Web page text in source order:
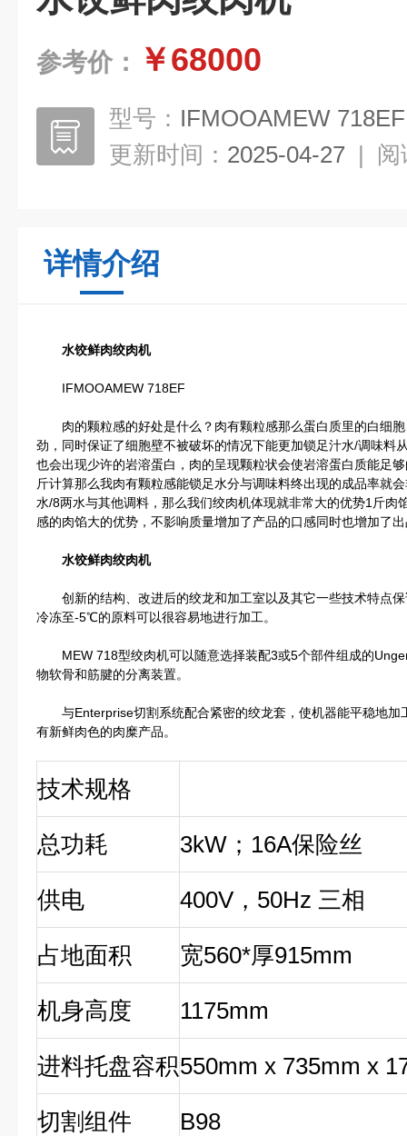
参考价： ￥68000
型号： IFMOOAMEW 718EF
更新时间： 2025-04-27 | 阅
详情介绍
水饺鲜肉绞肉机
IFMOOAMEW 718EF
肉的颗粒感的好处是什么？肉有颗粒感那么蛋白质里的白细胞
劲，同时保证了细胞壁不被破坏的情况下能更加锁足汁水/调味料
也会出现少许的岩溶蛋白，肉的呈现颗粒状会使岩溶蛋白质能足
斤计算那么我肉有颗粒感能锁足水分与调味料终出现的成品率就
水/8两水与其他调料，那么我们绞肉机体现就非常大的优势1斤肉
感的肉馅大的优势，不影响质量增加了产品的口感同时也增加了
水饺鲜肉绞肉机
创新的结构、改进后的绞龙和加工室以及其它一些技术特点保
冷冻至-5℃的原料可以很容易地进行加工。
MEW 718型绞肉机可以随意选择装配3或5个部件组成的
物软骨和筋腱的分离装置。
与Enterprise切割系统配合紧密的绞龙套，使机器能平稳地加
有新鲜肉色的肉糜产品。
技术规格
总功耗 3kW ；16A保险丝
供电 400V ，50Hz 三相
占地面积 宽560*厚915mm
机身高度 1175mm
进料托盘容积550mm x 735mm x
切割组件 B98